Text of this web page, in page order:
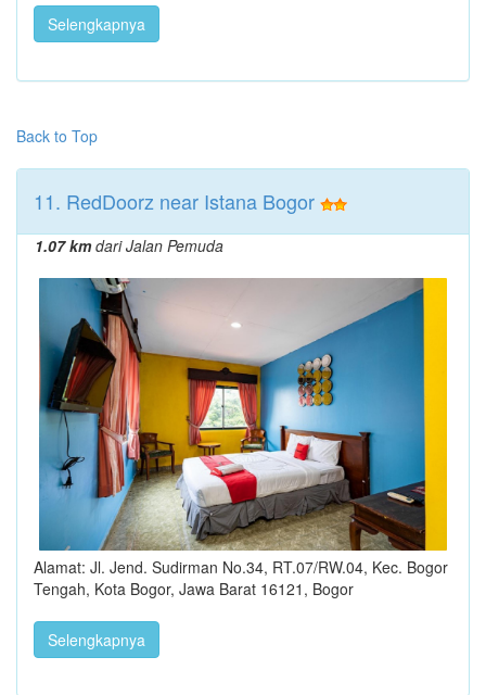
Selengkapnya
Back to Top
11. RedDoorz near Istana Bogor
1.07 kmdari Jalan Pemuda
Alamat: Jl. Jend. Sudirman No.34, RT.07/RW.04, Kec. Bogor
Tengah, Kota Bogor, Jawa Barat 16121, Bogor
Selengkapnya